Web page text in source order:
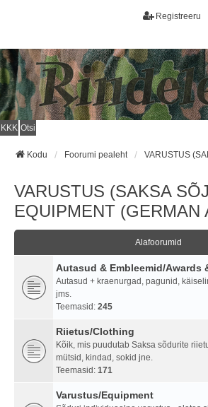
Registreeru
KKK Otsi
Kodu Foorumi pealeht
VARUSTUS (SAKSA
EQUIPMENT (GERMAN
Alafoorumid
Autasud & Embleemid/Awards
Autasud + kraenurgad, pagunid,
jms.
Teemasid: 245
Riietus/Clothing
Kõik, mis puudutab Saksa sõdurite
mütsid, kindad, sokid jne.
Teemasid: 171
Varustus/Equipment